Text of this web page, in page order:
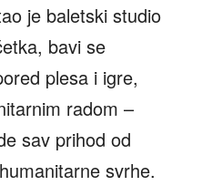
je baletski studio
bavi se
plesa i igre,
radom –
sav prihod od
svrhe.